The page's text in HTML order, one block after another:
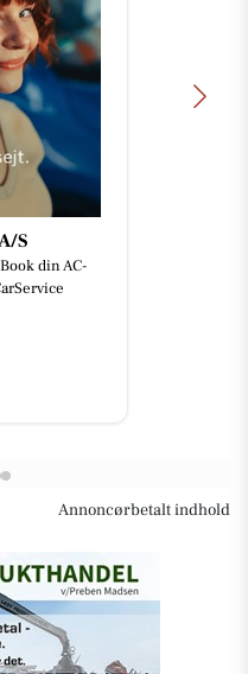
S
din AC-
Annoncørbetalt indhold